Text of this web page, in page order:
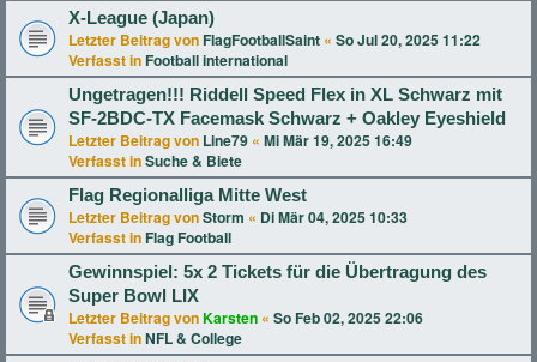
X-League (Japan)
Letzter Beitrag von FlagFootballSaint « So Jul 20, 2025 11:22
Verfasst in Football international
Ungetragen!!! Riddell Speed Flex in XL Schwarz mit
SF-2BDC-TX Facemask Schwarz + Oakley Eyeshield
Letzter Beitrag von Line79 « Mi Mär 19, 2025 16:49
Verfasst inSuche & Biete
Flag Regionalliga Mitte West
Letzter Beitrag vonStorm « Di Mär 04, 2025 10:33
Verfasst in Flag Football
Gewinnspiel: 5x 2 Tickets für die Übertragung des
Super Bowl LIX
Letzter Beitrag vonKarsten « So Feb 02, 2025 22:06
Verfasst inNFL & College